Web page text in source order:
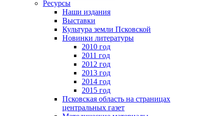
Ресурсы
Наши издания
Выставки
Культура земли Псковской
Новинки литературы
2010 год
2011 год
2012 год
2013 год
2014 год
2015 год
Псковская область на страницах
центральных газет